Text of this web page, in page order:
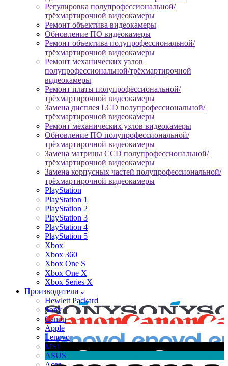
Регулировка полупрофессиональной/
трёхмартирочной видеокамеры
Ремонт объектива видеокамеры
Обновление ПО видеокамеры
Ремонт объектива полупрофессиональной/
трёхмартирочной видеокамеры
Ремонт механических узлов
полупрофессиональной/трёхмартирочной
видеокамеры
Ремонт платы полупрофессиональной/
трёхмартирочной видеокамеры
Замена дисплея LCD полупрофессиональной/
трёхмартирочной видеокамеры
Ремонт механических узлов видеокамеры
Обновление ПО полупрофессиональной/
трёхмартирочной видеокамеры
Замена матрицы CCD полупрофессиональной/
трёхмартирочной видеокамеры
Замена корпусных частей полупрофессиональной/
трёхмартирочной видеокамеры
PlayStation
PlayStation 1
PlayStation 2
PlayStation 3
PlayStation 4
PlayStation 5
Xbox
Xbox 360
Xbox One S
Xbox One X
Xbox Series X
Производители
Hewlett Packard
Sony
Canon
Apple
Lenovo
MSI
ASUS